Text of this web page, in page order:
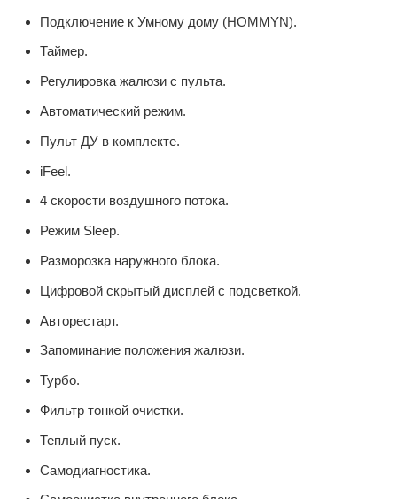
Подключение к Умному дому (HOMMYN).
Таймер.
Регулировка жалюзи с пульта.
Автоматический режим.
Пульт ДУ в комплекте.
iFeel.
4 скорости воздушного потока.
Режим Sleep.
Разморозка наружного блока.
Цифровой скрытый дисплей с подсветкой.
Авторестарт.
Запоминание положения жалюзи.
Турбо.
Фильтр тонкой очистки.
Теплый пуск.
Самодиагностика.